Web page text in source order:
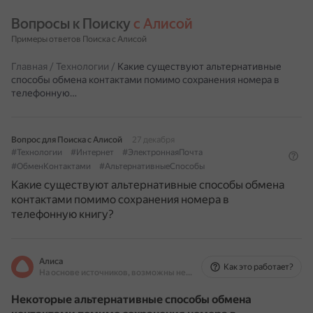
Вопросы к Поиску с Алисой
Примеры ответов Поиска с Алисой
Главная / Технологии / Какие существуют альтернативные
способы обмена контактами помимо сохранения номера в
телефонную…
Вопрос для Поиска с Алисой
27 декабря
#Технологии
#Интернет
#ЭлектроннаяПочта
#ОбменКонтактами
#АльтернативныеСпособы
Какие существуют альтернативные способы обмена
контактами помимо сохранения номера в
телефонную книгу?
Алиса
На основе источников, возможны неточности
Как это работает?
Некоторые альтернативные способы обмена